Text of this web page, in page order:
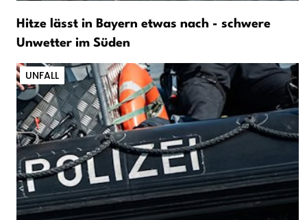
Hitze lässt in Bayern etwas nach - schwere
Unwetter im Süden
UNFALL